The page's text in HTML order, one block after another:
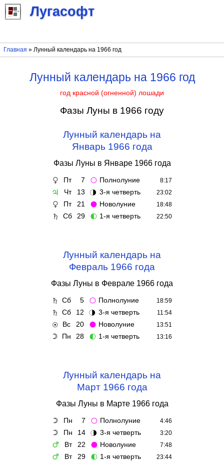
Лугасофт
Главная » Лунный календарь на 1966 год
Лунный календарь на 1966 год
год красной (огненной) лошади
Фазы Луны в 1966 году
Лунный календарь на
Январь 1966 года
Фазы Луны в Январе 1966 года
♀ Пт 7 🌕 Полнолуние 8:17
♃ Чт 13 🌗 3-я четверть 23:02
♀ Пт 21 🌑 Новолуние 18:48
♄ Сб 29 🌓 1-я четверть 22:50
Лунный календарь на
Февраль 1966 года
Фазы Луны в Феврале 1966 года
♄ Сб 5 🌕 Полнолуние 18:59
♄ Сб 12 🌗 3-я четверть 11:54
☉ Вс 20 🌑 Новолуние 13:51
☽ Пн 28 🌓 1-я четверть 13:16
Лунный календарь на
Март 1966 года
Фазы Луны в Марте 1966 года
☽ Пн 7 🌕 Полнолуние 4:46
☽ Пн 14 🌗 3-я четверть 3:20
♂ Вт 22 🌑 Новолуние 7:48
♂ Вт 29 🌓 1-я четверть 23:44